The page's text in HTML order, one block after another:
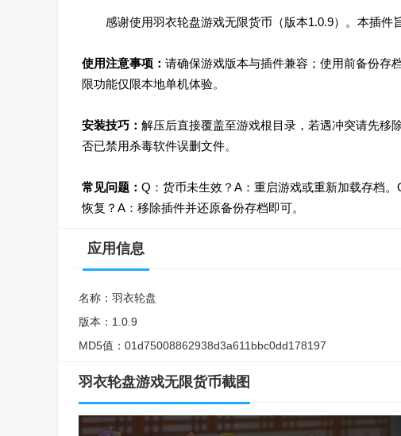
感谢使用羽衣轮盘游戏无限货币（版本1.0.9）。本插件
使用注意事项： 请确保游戏版本与插件兼容；使用前备份存
限功能仅限本地单机体验。
安装技巧： 解压后直接覆盖至游戏根目录，若遇冲突请先移
否已禁用杀毒软件误删文件。
常见问题： Q：货币未生效？A：重启游戏或重新加载存档
恢复？A：移除插件并还原备份存档即可。
应用信息
名称： 羽衣轮盘
版本： 1.0.9
MD5值： 01d75008862938d3a611bbc0dd178197
羽衣轮盘游戏无限货币截图